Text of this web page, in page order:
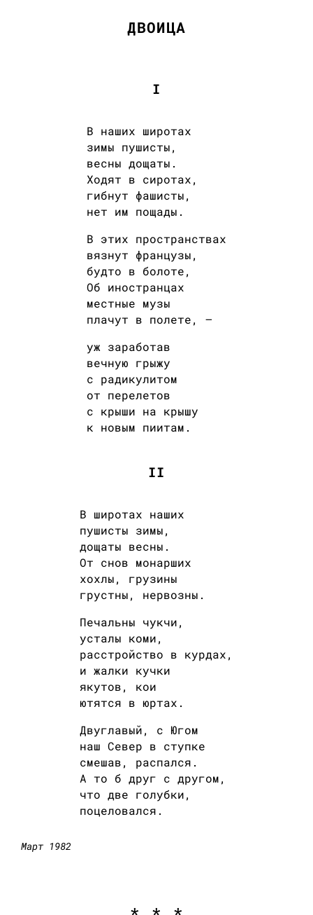
ДВОИЦА
I
В наших широтах
зимы пушисты,
весны дощаты.
Ходят в сиротах,
гибнут фашисты,
нет им пощады.
В этих пространствах
вязнут французы,
будто в болоте,
Об иностранцах
местные музы
плачут в полете, —
уж заработав
вечную грыжу
с радикулитом
от перелетов
с крыши на крышу
к новым пиитам.
II
В широтах наших
пушисты зимы,
дощаты весны.
От снов монарших
хохлы, грузины
грустны, нервозны.
Печальны чукчи,
усталы коми,
расстройство в курдах,
и жалки кучки
якутов, кои
ютятся в юртах.
Двуглавый, с Югом
наш Север в ступке
смешав, распался.
А то б друг с другом,
что две голубки,
поцеловался.
Март 1982